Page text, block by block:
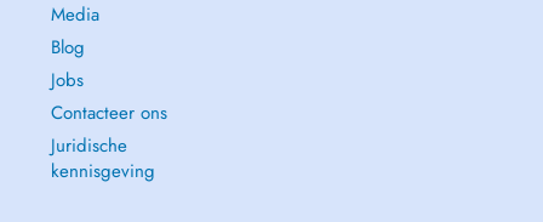
Media
Blog
Jobs
Contacteer ons
Juridische
kennisgeving